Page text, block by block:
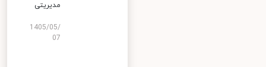
مدیریتی
1405/05/
07